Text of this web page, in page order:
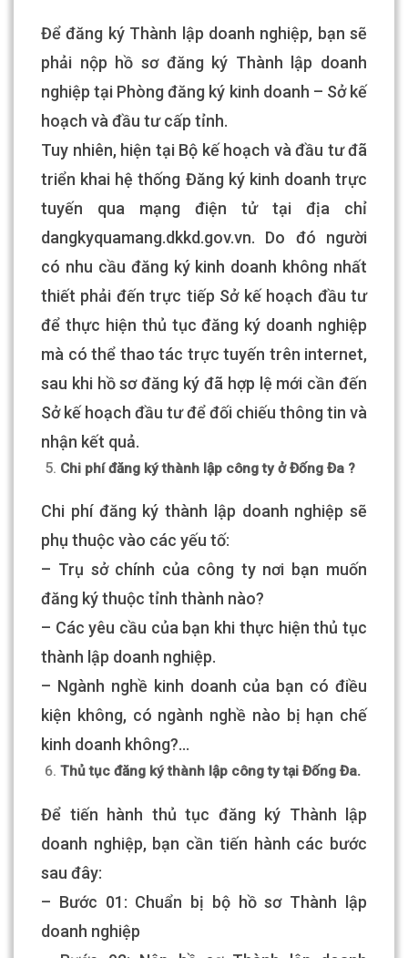
Để đăng ký Thành lập doanh nghiệp, bạn sẽ
phải nộp hồ sơ đăng ký Thành lập doanh
nghiệp tại Phòng đăng ký kinh doanh – Sở kế
hoạch và đầu tư cấp tỉnh.
Tuy nhiên, hiện tại Bộ kế hoạch và đầu tư đã
triển khai hệ thống Đăng ký kinh doanh trực
tuyến qua mạng điện tử tại địa chỉ
dangkyquamang.dkkd.gov.vn. Do đó người
có nhu cầu đăng ký kinh doanh không nhất
thiết phải đến trực tiếp Sở kế hoạch đầu tư
để thực hiện thủ tục đăng ký doanh nghiệp
mà có thể thao tác trực tuyến trên internet,
sau khi hồ sơ đăng ký đã hợp lệ mới cần đến
Sở kế hoạch đầu tư để đối chiếu thông tin và
nhận kết quả.
Chi phí đăng ký thành lập công ty ở Đống Đa ?
Chi phí đăng ký thành lập doanh nghiệp sẽ
phụ thuộc vào các yếu tố:
– Trụ sở chính của công ty nơi bạn muốn
đăng ký thuộc tỉnh thành nào?
– Các yêu cầu của bạn khi thực hiện thủ tục
thành lập doanh nghiệp.
– Ngành nghề kinh doanh của bạn có điều
kiện không, có ngành nghề nào bị hạn chế
kinh doanh không?…
Thủ tục đăng ký thành lập công ty tại Đống Đa.
Để tiến hành thủ tục đăng ký Thành lập
doanh nghiệp, bạn cần tiến hành các bước
sau đây:
– Bước 01: Chuẩn bị bộ hồ sơ Thành lập
doanh nghiệp